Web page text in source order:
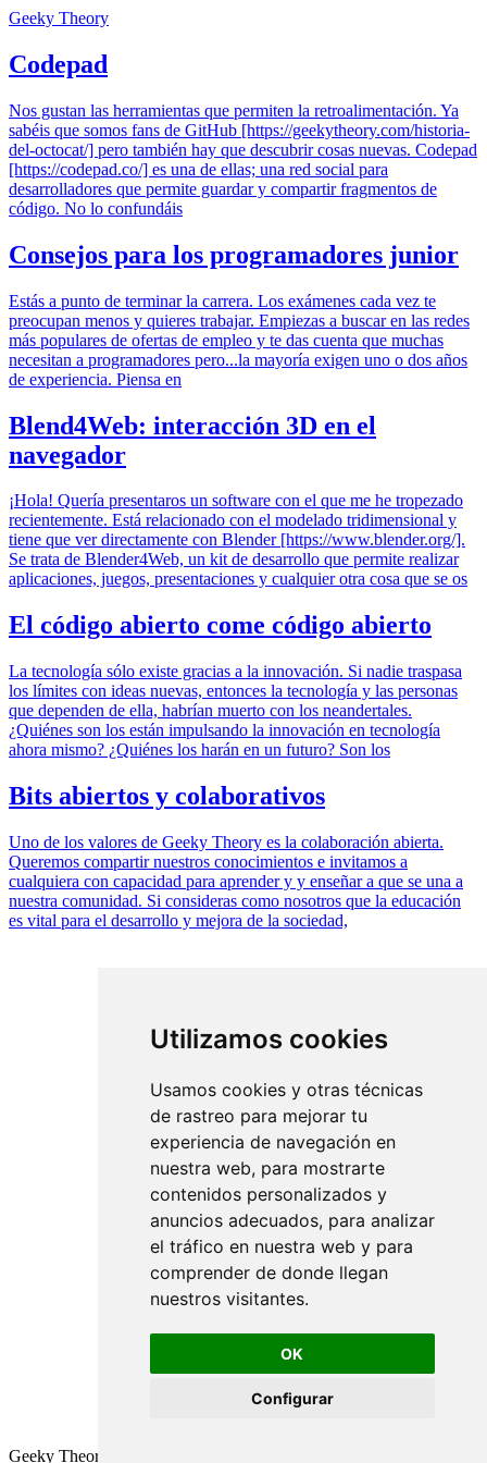
Utilizamos cookies
Usamos cookies y otras técnicas
de rastreo para mejorar tu
experiencia de navegación en
nuestra web, para mostrarte
contenidos personalizados y
anuncios adecuados, para analizar
el tráfico en nuestra web y para
comprender de donde llegan
nuestros visitantes.
OK
Configurar
Geeky Theory
Codepad
Nos gustan las herramientas que permiten la retroalimentación. Ya
sabéis que somos fans de GitHub [https://geekytheory.com/historia-
del-octocat/] pero también hay que descubrir cosas nuevas. Codepad
[https://codepad.co/] es una de ellas; una red social para
desarrolladores que permite guardar y compartir fragmentos de
código. No lo confundáis
Consejos para los programadores junior
Estás a punto de terminar la carrera. Los exámenes cada vez te
preocupan menos y quieres trabajar. Empiezas a buscar en las redes
más populares de ofertas de empleo y te das cuenta que muchas
necesitan a programadores pero...la mayoría exigen uno o dos años
de experiencia. Piensa en
Blend4Web: interacción 3D en el
navegador
¡Hola! Quería presentaros un software con el que me he tropezado
recientemente. Está relacionado con el modelado tridimensional y
tiene que ver directamente con Blender [https://www.blender.org/].
Se trata de Blender4Web, un kit de desarrollo que permite realizar
aplicaciones, juegos, presentaciones y cualquier otra cosa que se os
El código abierto come código abierto
La tecnología sólo existe gracias a la innovación. Si nadie traspasa
los límites con ideas nuevas, entonces la tecnología y las personas
que dependen de ella, habrían muerto con los neandertales.
¿Quiénes son los están impulsando la innovación en tecnología
ahora mismo? ¿Quiénes los harán en un futuro? Son los
Bits abiertos y colaborativos
Uno de los valores de Geeky Theory es la colaboración abierta.
Queremos compartir nuestros conocimientos e invitamos a
cualquiera con capacidad para aprender y y enseñar a que se una a
nuestra comunidad. Si consideras como nosotros que la educación
es vital para el desarrollo y mejora de la sociedad,
Geeky Theory © 2026